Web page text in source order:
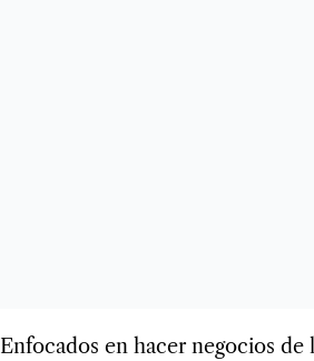
Enfocados en hacer negocios de